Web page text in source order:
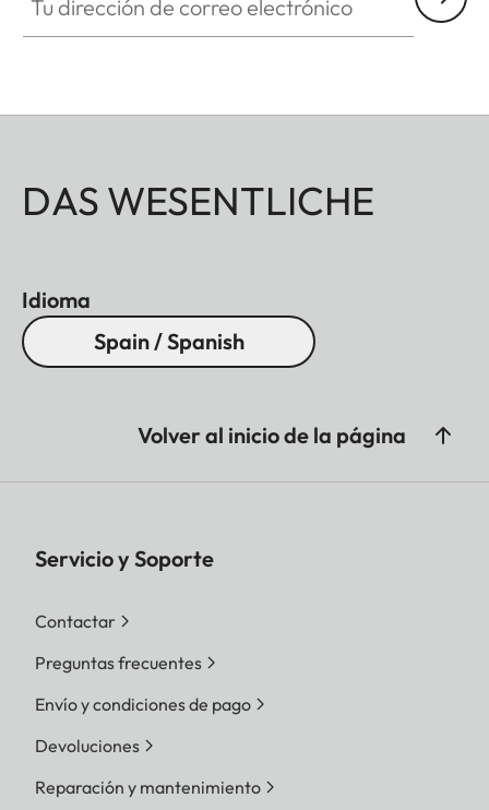
DAS WESENTLICHE
Idioma
Spain / Spanish
Volver al inicio de la página
Servicio y Soporte
Contactar
Preguntas frecuentes
Envío y condiciones de pago
Devoluciones
Reparación y mantenimiento